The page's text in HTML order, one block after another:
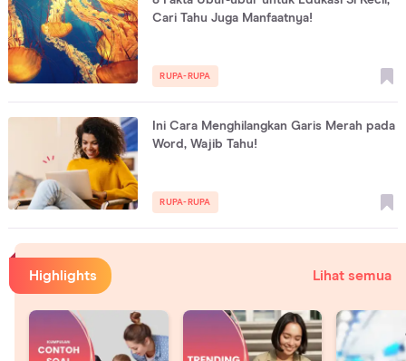
Cari Tahu Juga Manfaatnya!
RUPA-RUPA
Ini Cara Menghilangkan Garis Merah pada
Word, Wajib Tahu!
RUPA-RUPA
Highlights Lihat semua